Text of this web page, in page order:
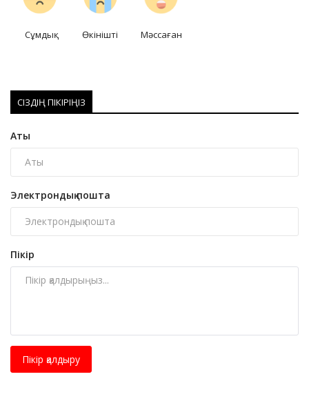
Сұмдық Өкінішті Мәссаған
СІЗДІҢ ПІКІРІҢІЗ
Аты
Электрондық пошта
Пікір
Пікір қалдыру